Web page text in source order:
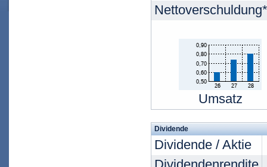
Umsatz
Dividende
Dividende / Aktie